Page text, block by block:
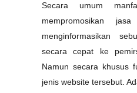
Secara umum
mempromosikan
menginformasikan
secara cepat ke
Namun secara khusus
jenis website tersebut.